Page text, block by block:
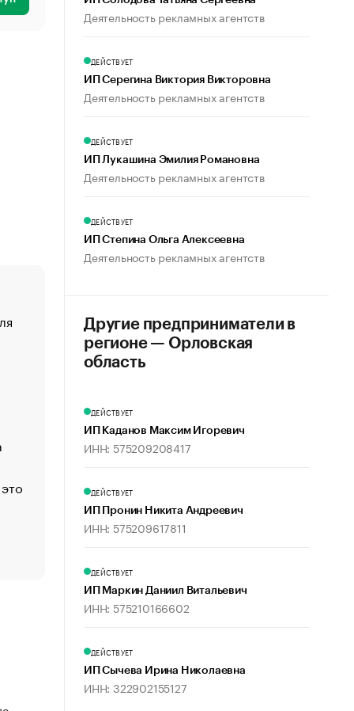
«От спорта тело стареет иначе». Как живет глава
создавшей GTA
«Деньги будут не нужны»: что рассказал Маск в
Функции менеджмента: пять ключевых основ
управления
ЕС разрешил конфискацию российской нефти —
Стресс обеспеченных людей: почему рост доходов
Что обвинения против Павла Дурова значат для
Деятельность рекламных агентств
ДЕЙСТВУЕТ
ИП Серегина Виктория Викторовна
Деятельность рекламных агентств
ДЕЙСТВУЕТ
ИП Лукашина Эмилия Романовна
Деятельность рекламных агентств
ДЕЙСТВУЕТ
ИП Степина Ольга Алексеевна
Деятельность рекламных агентств
Другие предприниматели в
регионе — Орловская
область
ДЕЙСТВУЕТ
ИП Каданов Максим Игоревич
ИНН: 575209208417
ДЕЙСТВУЕТ
ИП Пронин Никита Андреевич
ИНН: 575209617811
ДЕЙСТВУЕТ
ИП Маркин Даниил Витальевич
ИНН: 575210166602
ДЕЙСТВУЕТ
ИП Сычева Ирина Николаевна
ИНН: 322902155127